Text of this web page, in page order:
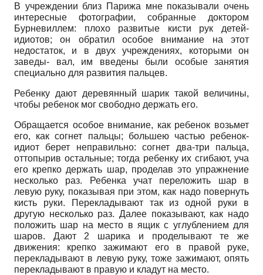
В учреждении близ Парижа мне показывали очень
интересные фотографии, собранные доктором
Бурневиллем: плохо развитые кисти рук детей-
идиотов; он обратил особое внимание на этот
недостаток, и в двух учреждениях, которыми он
заведы- вал, им введены были особые занятия
специально для развития пальцев.
Ребенку дают деревянный шарик такой величины,
чтобы ребенок мог свободно держать его.
Обращается особое внимание, как ребенок возьмет
его, как согнет пальцы; большею частью ребенок-
идиот берет неправильно: согнет два-три пальца,
оттопырив остальные; тогда ребенку их сгибают, уча
его крепко держать шар, проделав это упражнение
несколько раз. Ребенка учат переложить шар в
левую руку, показывая при этом, как надо повернуть
кисть руки. Перекладывают так из одной руки в
другую несколько раз. Далее показывают, как надо
положить шар на место в ящик с углублением для
шаров. Дают 2 шарика и проделывают те же
движения: крепко зажимают его в правой руке,
перекладывают в левую руку, тоже зажимают, опять
перекладывают в правую и кладут на место.